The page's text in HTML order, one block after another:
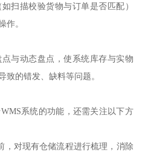
扫描校验货物与订单是否匹配）
作。
与动态盘点，使系统库存与实物
致的错发、缺料等问题。
系统的功能，还需关注以下方
，对现有仓储流程进行梳理，消除